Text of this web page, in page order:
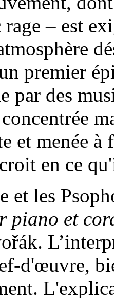
rage – est
premier
par des
et menée
en ce
et les
piano et
d'œuvre,